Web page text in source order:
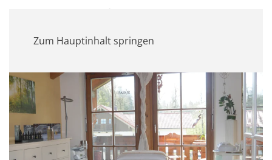
Zum Hauptinhalt springen